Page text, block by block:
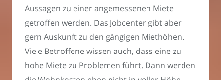
Aussagen zu einer angemessenen Miete
getroffen werden. Das Jobcenter gibt aber
gern Auskunft zu den gängigen Miethöhen.
Viele Betroffene wissen auch, dass eine zu
hohe Miete zu Problemen führt. Dann werden